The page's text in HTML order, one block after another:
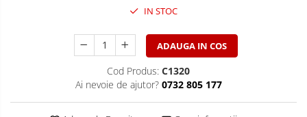
Monede Australia si Oceania
Monede Euro, Eurocenti
Monede Europa
Bancnote Australia si Oceania
Bancnote Europa
IN STOC
ADAUGA IN COS
Cod Produs: C1320
Ai nevoie de ajutor? 0732 805 177